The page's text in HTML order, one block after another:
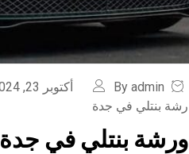
By admin أكتوبر 23, 2024
رشة بنتلي في جدة
ورشة بنتلي في جدة